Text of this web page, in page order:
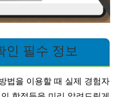
인 필수 정보
법을 이용할 때 실제 경험자